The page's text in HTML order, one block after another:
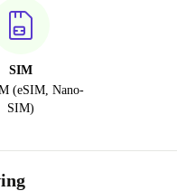
SIM
(eSIM, Nano-
SIM)